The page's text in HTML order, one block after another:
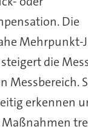
Die
Mehrpunkt-
die
Messbereich.
erkennen